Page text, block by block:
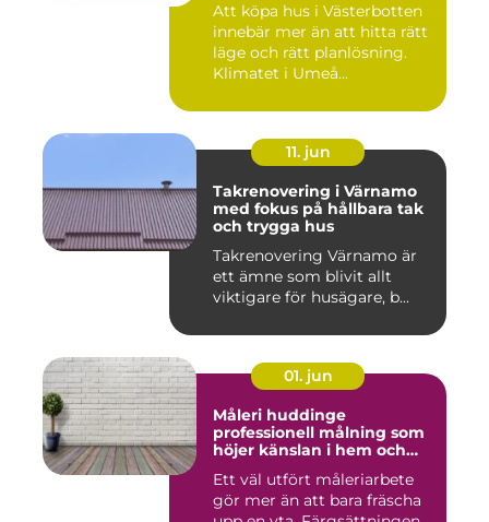
Att köpa hus i Västerbotten
innebär mer än att hitta rätt
läge och rätt planlösning.
Klimatet i Umeå...
11. jun
Takrenovering i Värnamo
med fokus på hållbara tak
och trygga hus
Takrenovering Värnamo är
ett ämne som blivit allt
viktigare för husägare, b...
01. jun
Måleri huddinge
professionell målning som
höjer känslan i hem och
Ett väl utfört måleriarbete
gör mer än att bara fräscha